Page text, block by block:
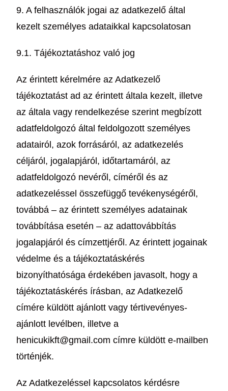
9. A felhasználók jogai az adatkezelő által
kezelt személyes adataikkal kapcsolatosan
9.1. Tájékoztatáshoz való jog
Az érintett kérelmére az Adatkezelő
tájékoztatást ad az érintett általa kezelt, illetve
az általa vagy rendelkezése szerint megbízott
adatfeldolgozó által feldolgozott személyes
adatairól, azok forrásáról, az adatkezelés
céljáról, jogalapjáról, időtartamáról, az
adatfeldolgozó nevéről, címéről és az
adatkezeléssel összefüggő tevékenységéről,
továbbá – az érintett személyes adatainak
továbbítása esetén – az adattovábbítás
jogalapjáról és címzettjéről. Az érintett jogainak
védelme és a tájékoztatáskérés
bizonyíthatósága érdekében javasolt, hogy a
tájékoztatáskérés írásban, az Adatkezelő
címére küldött ajánlott vagy tértivevényes-
ajánlott levélben, illetve a
henicukikft@gmail.com címre küldött e-mailben
történjék.
Az Adatkezeléssel kapcsolatos kérdésre